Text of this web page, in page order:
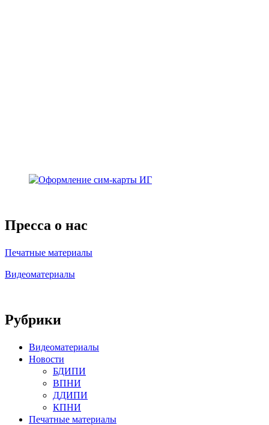
Пресса о нас
Печатные материалы
Видеоматериалы
Рубрики
Видеоматериалы
Новости
БДИПИ
ВПНИ
ДДИПИ
КПНИ
Печатные материалы